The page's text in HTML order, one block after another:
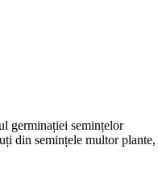
germinației semințelor
din semințele multor plante,